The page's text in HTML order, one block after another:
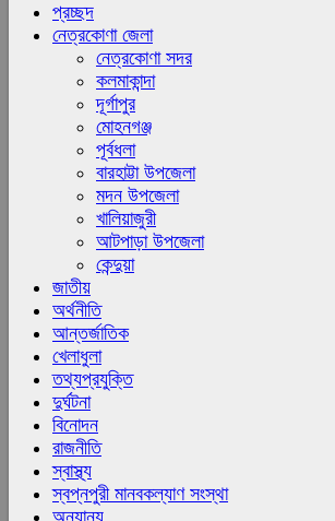
প্রচ্ছদ
নেত্রকোণা জেলা
নেত্রকোণা সদর
কলমাকান্দা
দূর্গাপুর
মোহনগঞ্জ
পূর্বধলা
বারহাট্টা উপজেলা
মদন উপজেলা
খালিয়াজুরী
আটপাড়া উপজেলা
কেন্দুয়া
জাতীয়
অর্থনীতি
আন্তর্জাতিক
খেলাধুলা
তথ্যপ্রযুক্তি
দুর্ঘটনা
বিনোদন
রাজনীতি
স্বাস্থ্য
স্বপ্নপুরী মানবকল্যাণ সংস্থা
অন্যান্য